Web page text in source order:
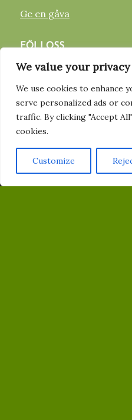
We value your privacy
We use cookies to enhance
serve personalized ads or
traffic. By clicking "Accept
cookies.
Customize
Ge en gåva
FÖLJ OSS
FACEBOOK
PRENUMERERA PÅ
Email
Vi använder cookies för att ge
hemsida. Du kan läsa mer om
stänga av dem
Acceptera